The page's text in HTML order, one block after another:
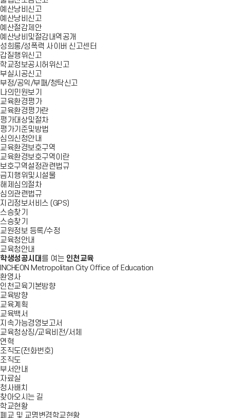
예산낭비신고
예산낭비신고
예산절감제안
예산낭비및절감내역공개
성희롱/성폭력 사이버 신고센터
갑질행위신고
학교정보공시허위신고
부실시공신고
부정/공익/부패/청탁신고
나의민원보기
교육환경평가
교육환경평가란
평가대상및절차
평가기준및방법
심의신청안내
교육환경보호구역
교육환경보호구역이란
보호구역설정관련법규
금지행위및시설물
해제심의절차
심의관련법규
지리정보서비스 (GPS)
스승찾기
스승찾기
교원정보 등록/수정
교육청안내
교육청안내
학생성공시대 를 여는 인천교육
INCHEON Metropolitan City Office of Education
환영사
인천교육기본방향
교육방향
교육계획
교육백서
지속가능경영보고서
교육청상징/교육비전/서체
연혁
조직도(전화번호)
조직도
부서안내
자료실
청사배치
찾아오시는 길
학교현황
폐교 및 교명변경학교현황